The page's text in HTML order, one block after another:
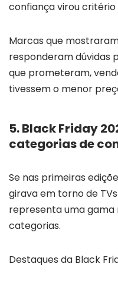
confiança virou critério
Marcas que
responderam dúvidas
que prometeram,
tivessem o menor
5. Black Friday
categorias de
Se nas primeiras
girava em torno de
representa uma gama
categorias.
Destaques da Black